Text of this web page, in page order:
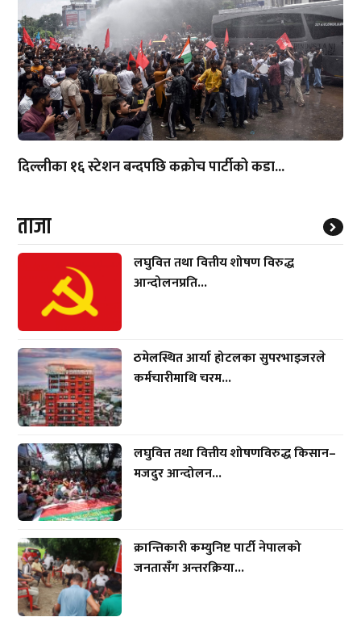
दिल्लीका १६ स्टेशन बन्दपछि कक्रोच पार्टीको कडा...
ताजा
लघुवित्त तथा वित्तीय शोषण विरुद्ध
आन्दोलनप्रति...
ठमेलस्थित आर्या होटलका सुपरभाइजरले
कर्मचारीमाथि चरम...
लघुवित्त तथा वित्तीय शोषणविरुद्ध किसान–
मजदुर आन्दोलन...
क्रान्तिकारी कम्युनिष्ट पार्टी नेपालको
जनतासँग अन्तरक्रिया...